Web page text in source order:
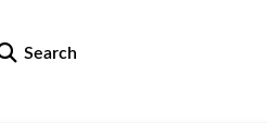
Search